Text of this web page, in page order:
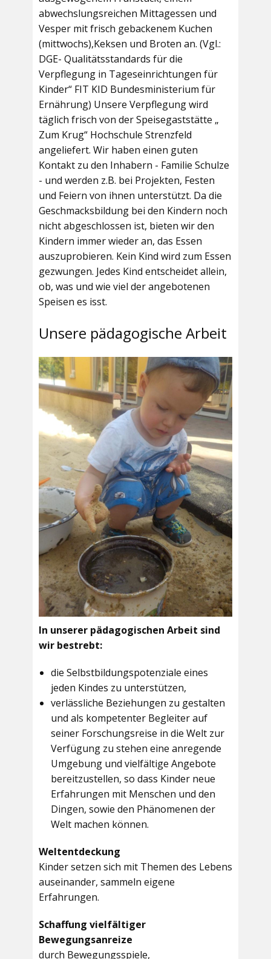
abwechslungsreichen Mittagessen und
Vesper mit frisch gebackenem Kuchen
(mittwochs),Keksen und Broten an. (Vgl.:
DGE- Qualitätsstandards für die
Verpflegung in Tageseinrichtungen für
Kinder“ FIT KID Bundesministerium für
Ernährung) Unsere Verpflegung wird
täglich frisch von der Speisegaststätte „
Zum Krug“ Hochschule Strenzfeld
angeliefert. Wir haben einen guten
Kontakt zu den Inhabern - Familie Schulze
- und werden z.B. bei Projekten, Festen
und Feiern von ihnen unterstützt. Da die
Geschmacksbildung bei den Kindern noch
nicht abgeschlossen ist, bieten wir den
Kindern immer wieder an, das Essen
auszuprobieren. Kein Kind wird zum Essen
gezwungen. Jedes Kind entscheidet allein,
ob, was und wie viel der angebotenen
Speisen es isst.
Unsere pädagogische Arbeit
In unserer pädagogischen Arbeit sind
wir bestrebt:
die Selbstbildungspotenziale eines
jeden Kindes zu unterstützen,
verlässliche Beziehungen zu gestalten
und als kompetenter Begleiter auf
seiner Forschungsreise in die Welt zur
Verfügung zu stehen eine anregende
Umgebung und vielfältige Angebote
bereitzustellen, so dass Kinder neue
Erfahrungen mit Menschen und den
Dingen, sowie den Phänomenen der
Welt machen können.
Weltentdeckung
Kinder setzen sich mit Themen des Lebens
auseinander, sammeln eigene
Erfahrungen.
Schaffung vielfältiger
Bewegungsanreize
durch Bewegungsspiele,